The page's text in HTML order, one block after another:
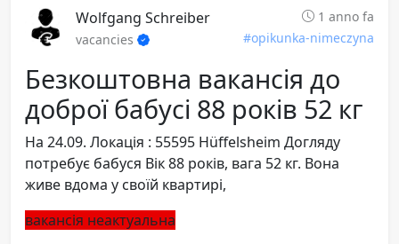
Wolfgang Schreiber
1 anno fa
vacancies
#opikunka-nimeczyna
Безкоштовна вакансія до
доброї бабусі 88 років 52 кг
На 24.09. Локація : 55595 Hüffelsheim Догляду
потребує бабуся Вік 88 років, вага 52 кг. Вона
живе вдома у своїй квартирі,
вакансія неактуальна